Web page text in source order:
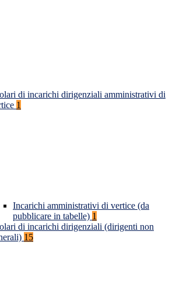
di incarichi dirigenziali amministrativi di
1
Incarichi amministrativi di vertice (da
pubblicare in tabelle) 1
di incarichi dirigenziali (dirigenti non
15